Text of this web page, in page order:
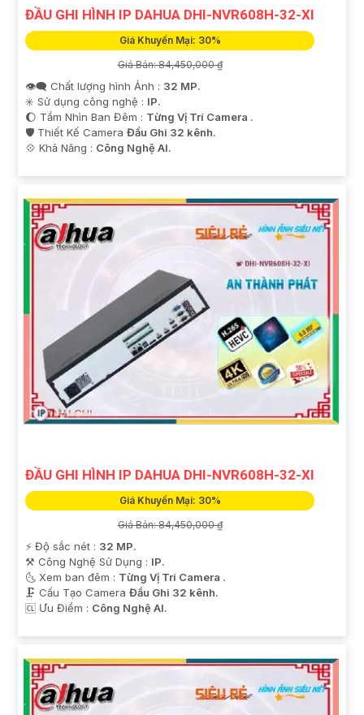
ĐẦU GHI HÌNH IP DAHUA DHI-NVR608H-32-XI
Giá Khuyến Mại: 30%
Giá Bán: 84,450,000 ₫
👁️‍🗨 Chất lượng hình Ảnh : 32 MP.
✳️ Sử dụng công nghệ : IP.
🌔 Tầm Nhìn Ban Đêm : Từng Vị Trí Camera .
🛡 Thiết Kế Camera Đầu Ghi 32 kênh.
️💠 Khả Năng : Công Nghệ AI.
ĐẦU GHI HÌNH IP DAHUA DHI-NVR608H-32-XI
Giá Khuyến Mại: 30%
Giá Bán: 84,450,000 ₫
️⚡ Độ sắc nét : 32 MP.
⚒ Công Nghệ Sử Dụng : IP.
🌜 Xem ban đêm : Từng Vị Trí Camera .
🗜️ Cấu Tạo Camera Đầu Ghi 32 kênh.
️🆑 Ưu Điểm : Công Nghệ AI.